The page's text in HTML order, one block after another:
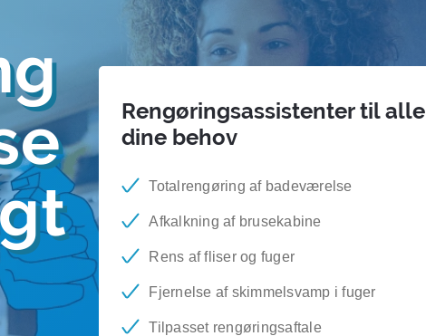
Rengøringsassistenter til alle
dine behov
Totalrengøring af badeværelse
Afkalkning af brusekabine
Rens af fliser og fuger
Fjernelse af skimmelsvamp i fuger
Tilpasset rengøringsaftale